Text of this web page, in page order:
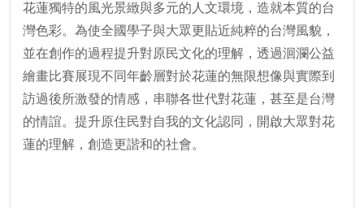
花蓮獨特的風光景緻與多元的人文環境，造就本質的台
灣色彩。為使全國學子與大眾更貼近純粹的台灣風貌，
並在創作的過程提升對原民文化的理解，透過洄瀾公益
繪畫比賽展現不同年齡層對於花蓮的無限想像與實際到
訪過後所激發的情感，串聯各世代對花蓮，甚至是台灣
的情誼。提升原住民對自我的文化認同，開啟大眾對花
蓮的理解，創造更諧和的社會。